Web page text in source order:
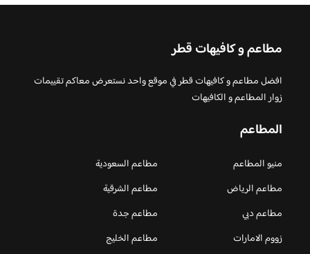
مطاعم و كافيهات قطر
افضل مطاعم و كافيهات قطر في موقع واحد نستعرض معاكم تقييمات
زوار المطاعم و الكافيهات
المطاعم
منيو المطاعم
مطاعم السعودية
مطاعم الرياض
مطاعم الشرقية
مطاعم دبي
مطاعم جدة
زووم الامارات
مطاعم الخليج